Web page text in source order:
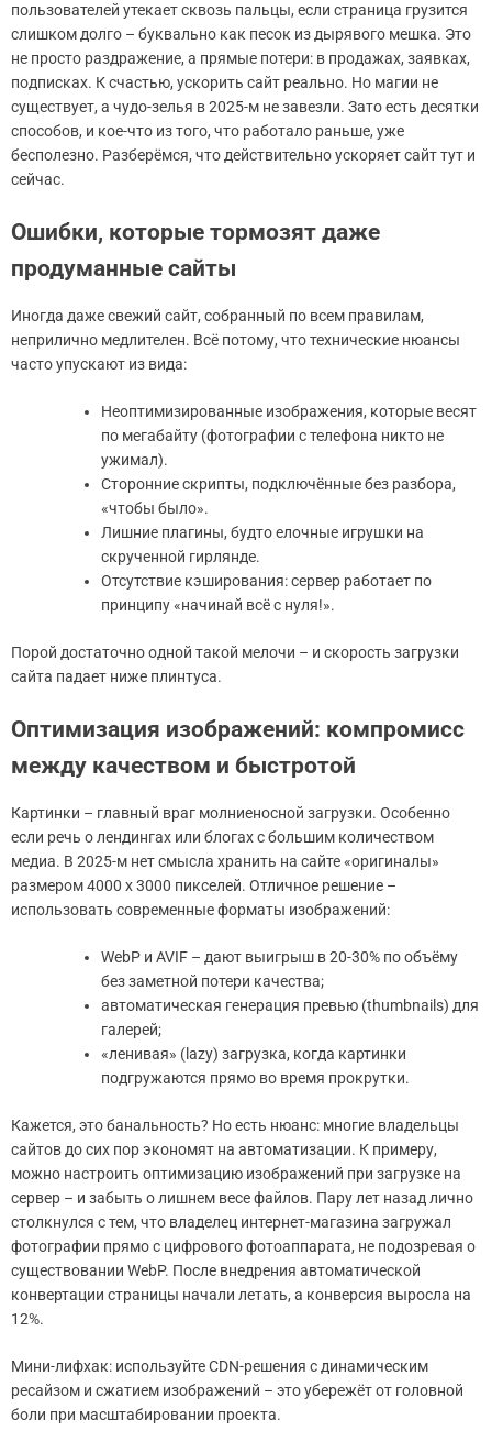
пользователей утекает сквозь пальцы, если страница грузится
слишком долго – буквально как песок из дырявого мешка. Это
не просто раздражение, а прямые потери: в продажах, заявках,
подписках. К счастью, ускорить сайт реально. Но магии не
существует, а чудо-зелья в 2025-м не завезли. Зато есть десятки
способов, и кое-что из того, что работало раньше, уже
бесполезно. Разберёмся, что действительно ускоряет сайт тут и
сейчас.
Ошибки, которые тормозят даже
продуманные сайты
Иногда даже свежий сайт, собранный по всем правилам,
неприлично медлителен. Всё потому, что технические нюансы
часто упускают из вида:
Неоптимизированные изображения, которые весят
по мегабайту (фотографии с телефона никто не
ужимал).
Сторонние скрипты, подключённые без разбора,
«чтобы было».
Лишние плагины, будто елочные игрушки на
скрученной гирлянде.
Отсутствие кэширования: сервер работает по
принципу «начинай всё с нуля!».
Порой достаточно одной такой мелочи – и скорость загрузки
сайта падает ниже плинтуса.
Оптимизация изображений: компромисс
между качеством и быстротой
Картинки – главный враг молниеносной загрузки. Особенно
если речь о лендингах или блогах с большим количеством
медиа. В 2025-м нет смысла хранить на сайте «оригиналы»
размером 4000 х 3000 пикселей. Отличное решение –
использовать современные форматы изображений:
WebP и AVIF – дают выигрыш в 20-30% по объёму
без заметной потери качества;
автоматическая генерация превью (thumbnails) для
галерей;
«ленивая» (lazy) загрузка, когда картинки
подгружаются прямо во время прокрутки.
Кажется, это банальность? Но есть нюанс: многие владельцы
сайтов до сих пор экономят на автоматизации. К примеру,
можно настроить оптимизацию изображений при загрузке на
сервер – и забыть о лишнем весе файлов. Пару лет назад лично
столкнулся с тем, что владелец интернет-магазина загружал
фотографии прямо с цифрового фотоаппарата, не подозревая о
существовании WebP. После внедрения автоматической
конвертации страницы начали летать, а конверсия выросла на
12%.
Мини-лифхак: используйте CDN-решения с динамическим
ресайзом и сжатием изображений – это убережёт от головной
боли при масштабировании проекта.